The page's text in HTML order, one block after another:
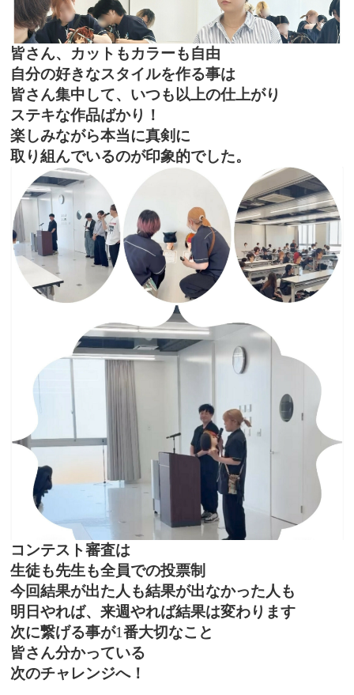
皆さん、カットもカラーも自由
自分の好きなスタイルを作る事は
皆さん集中して、いつも以上の仕上がり
ステキな作品ばかり！
楽しみながら本当に真剣に
取り組んでいるのが印象的でした。
コンテスト審査は
生徒も先生も全員での投票制
今回結果が出た人も結果が出なかった人も
明日やれば、来週やれば結果は変わります
次に繋げる事が1番大切なこと
皆さん分かっている
次のチャレンジへ！